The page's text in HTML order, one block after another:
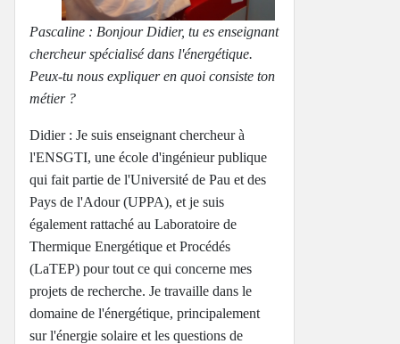
Pascaline : Bonjour Didier, tu es enseignant
chercheur spécialisé dans l'énergétique.
Peux-tu nous expliquer en quoi consiste ton
métier ?
Didier : Je suis enseignant chercheur à
l'ENSGTI, une école d'ingénieur publique
qui fait partie de l'Université de Pau et des
Pays de l'Adour (UPPA), et je suis
également rattaché au Laboratoire de
Thermique Energétique et Procédés
(LaTEP) pour tout ce qui concerne mes
projets de recherche. Je travaille dans le
domaine de l'énergétique, principalement
sur l'énergie solaire et les questions de